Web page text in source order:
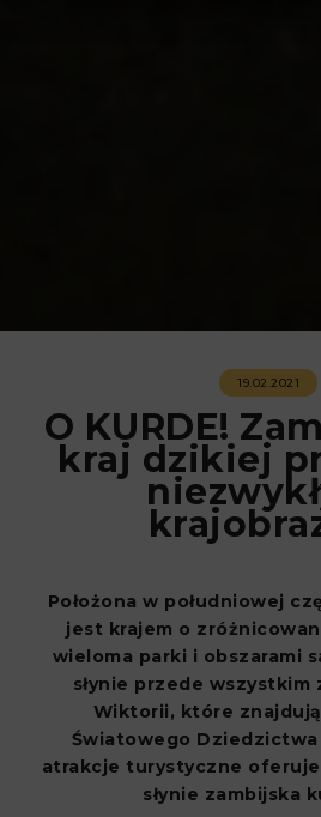
19.02.2021
O KURDE!
kraj dzikiej
Położona w południowej
jest krajem o
wieloma parki i obszarami
słynie przede wszystkim
Wiktorii, które
Światowego Dziedzictwa
atrakcje turystyczne
słynie zambijska